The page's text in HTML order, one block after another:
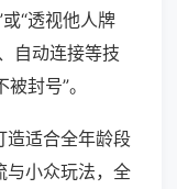
“透视他人牌
自动连接等技
封号”。
造适合全年龄段
与小众玩法，全